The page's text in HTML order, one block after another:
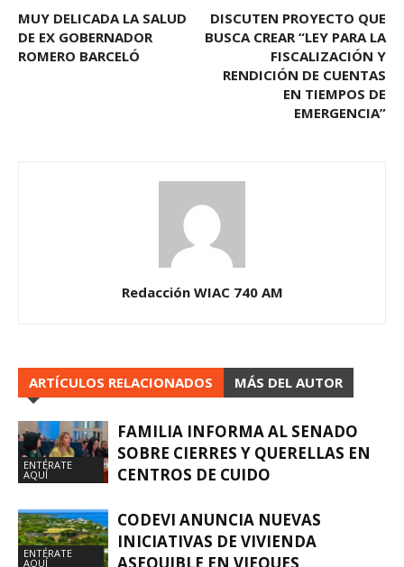
MUY DELICADA LA SALUD
DE EX GOBERNADOR
ROMERO BARCELÓ
DISCUTEN PROYECTO QUE
BUSCA CREAR “LEY PARA LA
FISCALIZACIÓN Y
RENDICIÓN DE CUENTAS
EN TIEMPOS DE
EMERGENCIA”
Redacción WIAC 740 AM
ARTÍCULOS RELACIONADOS MÁS DEL AUTOR
ENTÉRATE
AQUÍ
FAMILIA INFORMA AL SENADO
SOBRE CIERRES Y QUERELLAS EN
CENTROS DE CUIDO
ENTÉRATE
AQUÍ
CODEVI ANUNCIA NUEVAS
INICIATIVAS DE VIVIENDA